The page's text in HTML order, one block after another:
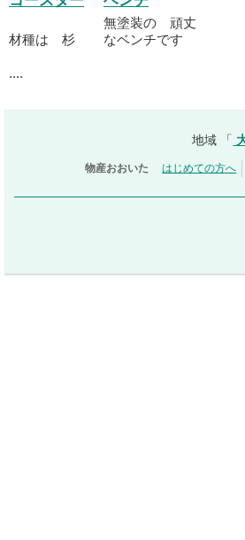
材種は 杉
....
無塗装の 頑丈
なベンチです
地域 「
物産おおいた はじめての方へ